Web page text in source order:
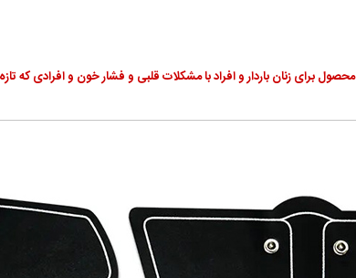
برای زنان باردار و افراد با مشکلات قلبی و فشار خون و افرادی که